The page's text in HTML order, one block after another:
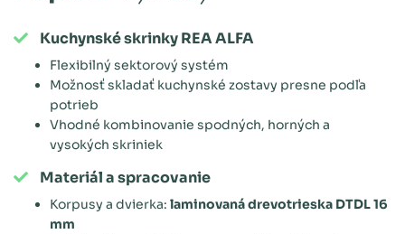
Kuchynské skrinky REA ALFA
Flexibilný sektorový systém
Možnosť skladať kuchynské zostavy presne podľa
potrieb
Vhodné kombinovanie spodných, horných a
vysokých skriniek
Materiál a spracovanie
Korpusy a dvierka: laminovaná drevotrieska DTDL 16
mm